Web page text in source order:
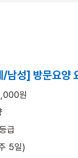
성] 방문요양
원
급
5일)